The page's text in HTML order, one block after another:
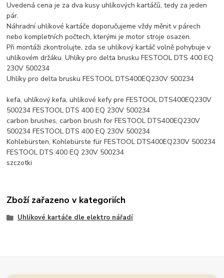
Uvedená cena je za dva kusy uhlíkových kartáčů, tedy za jeden
pár.
Náhradní uhlíkové kartáče doporučujeme vždy měnit v párech
nebo kompletních počtech, kterými je motor stroje osazen.
Při montáži zkontrolujte, zda se uhlíkový kartáč volně pohybuje v
uhlíkovém držáku. Uhlíky pro delta brusku FESTOOL DTS 400 EQ
230V 500234
Uhlíky pro delta brusku FESTOOL DTS400EQ230V 500234
kefa, uhlíkový kefa, uhlíkové kefy pre FESTOOL DTS400EQ230V
500234 FESTOOL DTS 400 EQ 230V 500234
carbon brushes, carbon brush for FESTOOL DTS400EQ230V
500234 FESTOOL DTS 400 EQ 230V 500234
Kohlebürsten, Kohlebürste für FESTOOL DTS400EQ230V 500234
FESTOOL DTS 400 EQ 230V 500234
szczotki
Zboží zařazeno v kategoriích
Uhlíkové kartáče dle elektro nářadí